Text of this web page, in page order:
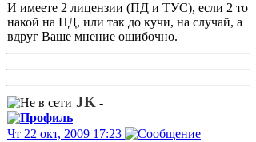
И имеете 2 лицензии (ПД и ТУС), если 2 то
накой на ПД, или так до кучи, на случай, а
вдруг Ваше мнение ошибочно.
JK -
Чт 22 окт, 2009 17:23